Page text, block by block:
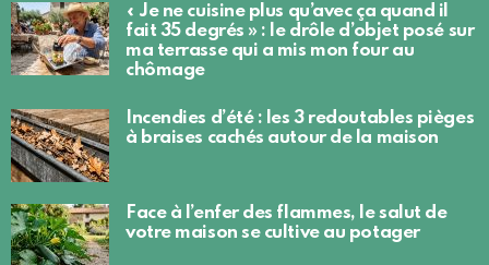
« Je ne cuisine plus qu’avec ça quand il
fait 35 degrés » : le drôle d’objet posé sur
ma terrasse qui a mis mon four au
chômage
Incendies d’été : les 3 redoutables pièges
à braises cachés autour de la maison
Face à l’enfer des flammes, le salut de
votre maison se cultive au potager